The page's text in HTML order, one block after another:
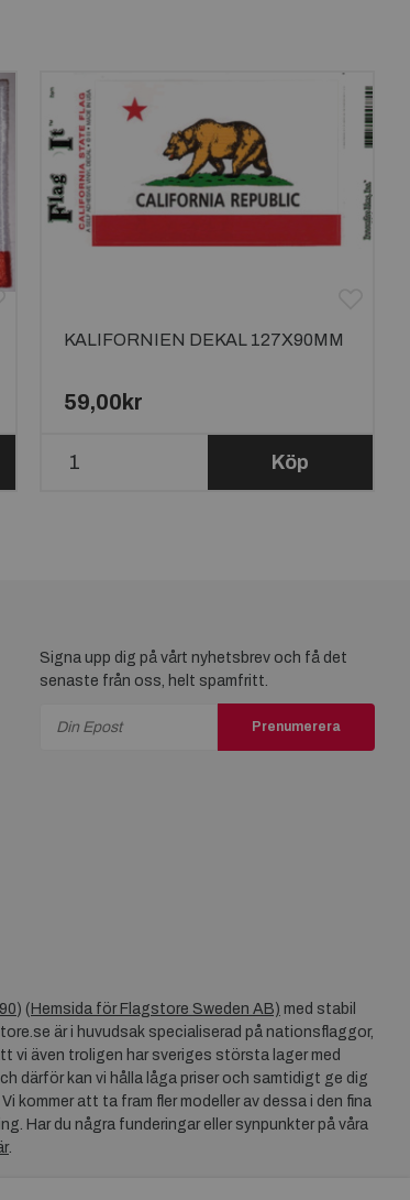
KALIFORNIEN DEKAL 127X90MM
59,00kr
Köp
Signa upp dig på vårt nyhetsbrev och få det
senaste från oss, helt spamfritt.
Prenumerera
) ( Hemsida för Flagstore Sweden AB) med stabil
är i huvudsak specialiserad på nationsflaggor,
vi även troligen har sveriges största lager med
därför kan vi hålla låga priser och samtidigt ge dig
kommer att ta fram fler modeller av dessa i den fina
Har du några funderingar eller synpunkter på våra
.